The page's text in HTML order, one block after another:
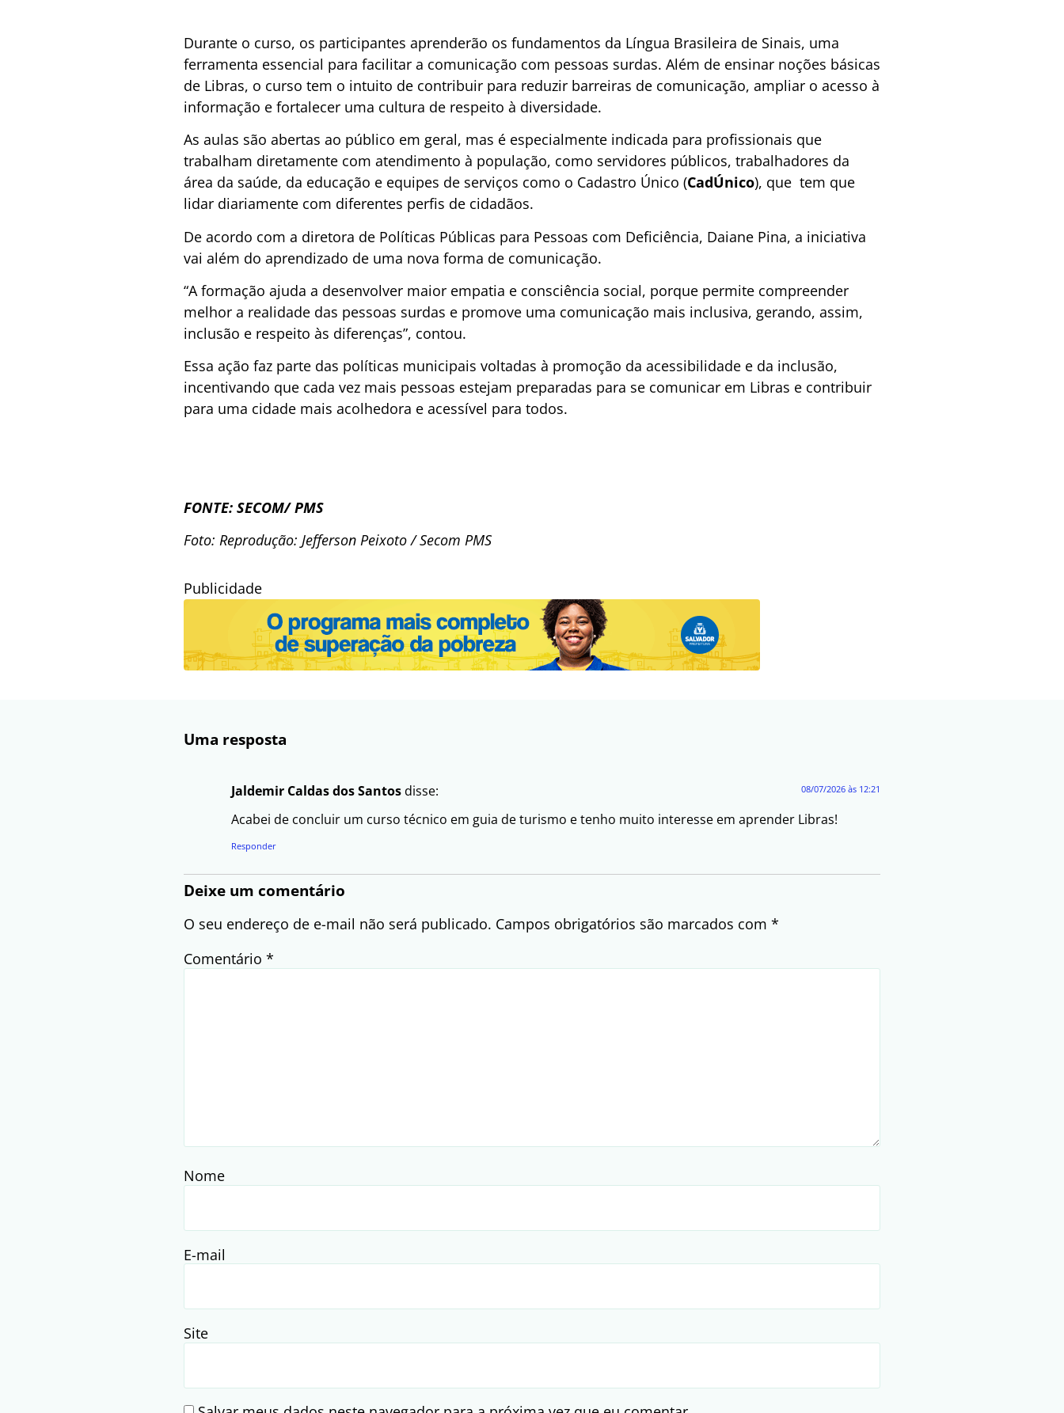
Durante o curso, os participantes aprenderão os fundamentos da Língua Brasileira de Sinais, uma
ferramenta essencial para facilitar a comunicação com pessoas surdas. Além de ensinar noções básicas
de Libras, o curso tem o intuito de contribuir para reduzir barreiras de comunicação, ampliar o acesso à
informação e fortalecer uma cultura de respeito à diversidade.
As aulas são abertas ao público em geral, mas é especialmente indicada para profissionais que
trabalham diretamente com atendimento à população, como servidores públicos, trabalhadores da
área da saúde, da educação e equipes de serviços como o Cadastro Único (CadÚnico), que tem que
lidar diariamente com diferentes perfis de cidadãos.
De acordo com a diretora de Políticas Públicas para Pessoas com Deficiência, Daiane Pina, a iniciativa
vai além do aprendizado de uma nova forma de comunicação.
“A formação ajuda a desenvolver maior empatia e consciência social, porque permite compreender
melhor a realidade das pessoas surdas e promove uma comunicação mais inclusiva, gerando, assim,
inclusão e respeito às diferenças”, contou.
Essa ação faz parte das políticas municipais voltadas à promoção da acessibilidade e da inclusão,
incentivando que cada vez mais pessoas estejam preparadas para se comunicar em Libras e contribuir
para uma cidade mais acolhedora e acessível para todos.
FONTE: SECOM/ PMS
Foto: Reprodução: Jefferson Peixoto / Secom PMS
Publicidade
Uma resposta
Jaldemir Caldas dos Santosdisse: 08/07/2026 às 12:21
Acabei de concluir um curso técnico em guia de turismo e tenho muito interesse em aprender Libras!
Responder
Deixe um comentário
O seu endereço de e-mail não será publicado. Campos obrigatórios são marcados com *
Comentário *
Nome
E-mail
Site